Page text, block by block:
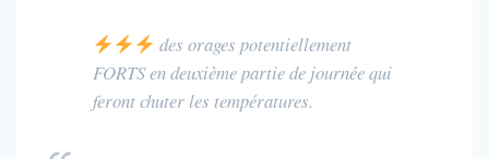
des orages potentiellement
FORTS en deuxième partie de journée qui
feront chuter les températures.